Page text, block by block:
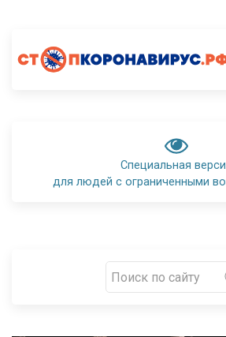
Специальная
для людей с ограниченными